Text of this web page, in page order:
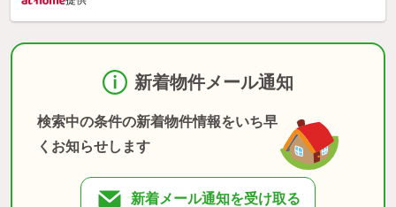
新着物件メール通知
検索中の条件の新着物件情報をいち早
くお知らせします
新着メール通知を受け取る